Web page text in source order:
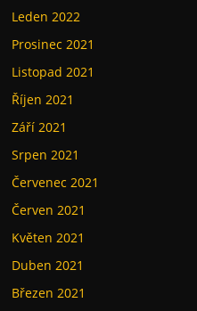
Leden 2022
Prosinec 2021
Listopad 2021
Říjen 2021
Září 2021
Srpen 2021
Červenec 2021
Červen 2021
Květen 2021
Duben 2021
Březen 2021